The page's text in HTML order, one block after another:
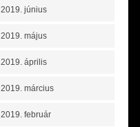
2019. június
2019. május
2019. április
2019. március
2019. február